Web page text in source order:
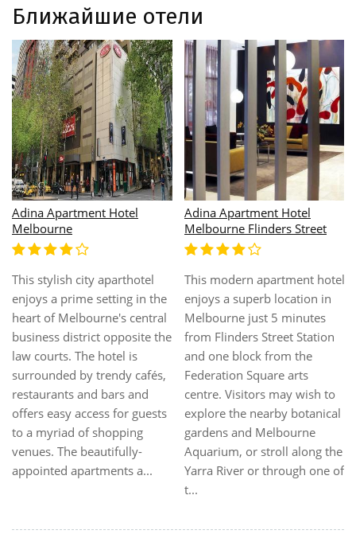
Ближайшие отели
Adina Apartment Hotel
Melbourne Northbank
Whether it's live music,
theatre, shopping or culture,
Adina Apartment Hotel
Melbourne, Northbank is the
perfect place to base
yourself. The hotel is ideally
located in the CBD opposite
the Melbourne Aquarium
and only a short walk to
Southbank promenade for
some of Melbourne's best
restaurants an...
Adina Apartment Hotel
South Yarra
Adina Apartment Hotel,
South Yarra is five minutes
walk from the renowned
restaurants and boutiques of
Chapel Street, Toorak and
South Yarra. Many transport
options are a short distance
away. Take the bus, tram or
train and explore Melbourne.
You can visit the great
shopping precincts and
explore...